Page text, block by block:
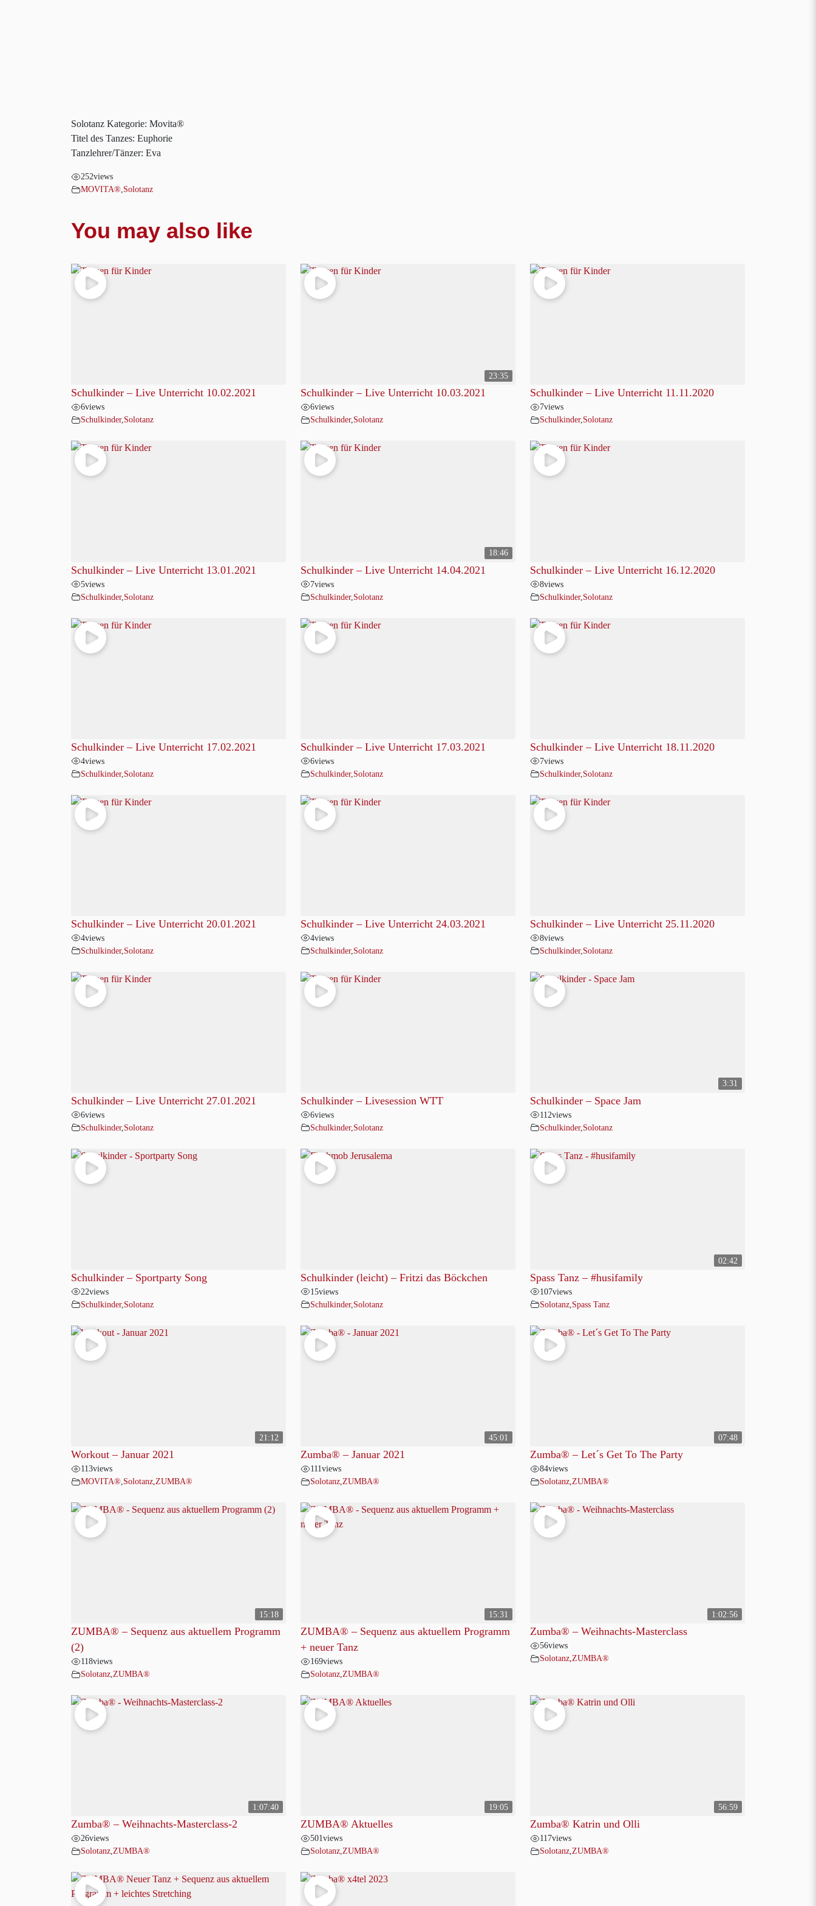
Solotanz Kategorie: Movita®
Titel des Tanzes: Euphorie
Tanzlehrer/Tänzer: Eva
252views
MOVITA®,Solotanz
You may also like
Schulkinder – Live Unterricht 10.02.2021
6views
Schulkinder,Solotanz
23:35
Schulkinder – Live Unterricht 10.03.2021
6views
Schulkinder,Solotanz
Schulkinder – Live Unterricht 11.11.2020
7views
Schulkinder,Solotanz
Schulkinder – Live Unterricht 13.01.2021
5views
Schulkinder, Solotanz
18:46
Schulkinder – Live Unterricht 14.04.2021
7views
Schulkinder, Solotanz
Schulkinder – Live Unterricht 16.12.2020
8views
Schulkinder, Solotanz
Schulkinder – Live Unterricht 17.02.2021
4views
Schulkinder, Solotanz
Schulkinder – Live Unterricht 17.03.2021
6views
Schulkinder, Solotanz
Schulkinder – Live Unterricht 18.11.2020
7views
Schulkinder, Solotanz
Schulkinder – Live Unterricht 20.01.2021
4views
Schulkinder, Solotanz
Schulkinder – Live Unterricht 24.03.2021
4views
Schulkinder, Solotanz
Schulkinder – Live Unterricht 25.11.2020
8views
Schulkinder, Solotanz
Schulkinder – Live Unterricht 27.01.2021
6views
Schulkinder, Solotanz
Schulkinder – Livesession WTT
6views
Schulkinder, Solotanz
3:31
Schulkinder – Space Jam
112views
Schulkinder, Solotanz
Schulkinder – Sportparty Song
22views
Schulkinder, Solotanz
Schulkinder (leicht) – Fritzi das Böckchen
15views
Schulkinder, Solotanz
02:42
Spass Tanz – #husifamily
107views
Solotanz, Spass Tanz
21:12
Workout – Januar 2021
113views
MOVITA® Solotanz ZUMBA®
45:01
Zumba® – Januar 2021
111views
Solotanz, ZUMBA®
07:48
Zumba® – Let´s Get To The Party
84views
Solotanz, ZUMBA®
15:18
ZUMBA® – Sequenz aus aktuellem Programm
(2)
118views
Solotanz ZUMBA®
15:31
ZUMBA® – Sequenz aus aktuellem Programm
+ neuer Tanz
169views
Solotanz, ZUMBA®
1:02:56
Zumba® – Weihnachts-Masterclass
56views
Solotanz, ZUMBA®
1:07:40
Zumba® – Weihnachts-Masterclass-2
26views
Solotanz,ZUMBA®
19:05
ZUMBA® Aktuelles
501views
Solotanz,ZUMBA®
56:59
Zumba® Katrin und Olli
117views
Solotanz,ZUMBA®